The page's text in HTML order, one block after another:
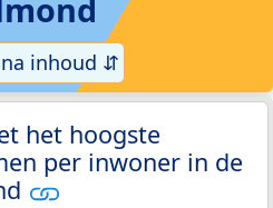
inhoud ⇵
het hoogste
per inwoner in de